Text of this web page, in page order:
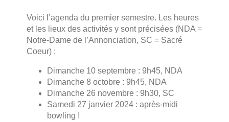
Voici l’agenda du premier semestre. Les heures
et les lieux des activités y sont précisées (NDA =
Notre-Dame de l’Annonciation, SC = Sacré
Coeur) :
Dimanche 10 septembre : 9h45, NDA
Dimanche 8 octobre : 9h45, NDA
Dimanche 26 novembre : 9h30, SC
Samedi 27 janvier 2024 : après-midi
bowling !